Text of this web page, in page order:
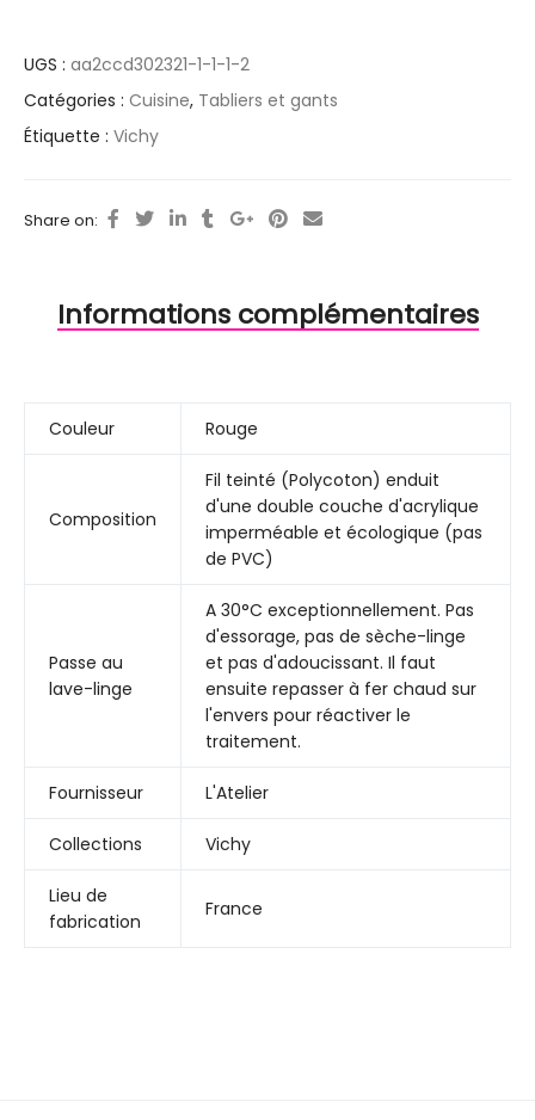
UGS : aa2ccd302321-1-1-1-2
Catégories : Cuisine, Tabliers et gants
Étiquette : Vichy
Share on:
Informations complémentaires
Couleur Rouge
Composition
Fil teinté (Polycoton) enduit
d'une double couche d'acrylique
imperméable et écologique (pas
de PVC)
Passe au
lave-linge
A 30°C exceptionnellement. Pas
d'essorage, pas de sèche-linge
et pas d'adoucissant. Il faut
ensuite repasser à fer chaud sur
l'envers pour réactiver le
traitement.
Fournisseur L'Atelier
Collections Vichy
Lieu de
fabrication
France